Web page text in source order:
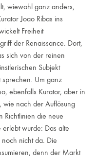
wiewohl ganz anders,
Joao Riba­s ins
Freiheit
der Renaissance. Dort,
sich von der reinen
Subjekt
Um ganz
ebenfalls Kurator, aber in
wie nach der Auflösung
Richtlinien die neue
wurde: Das alte
nicht da. Die
denn der Markt